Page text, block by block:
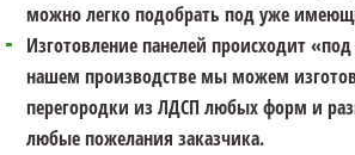
можно легко подобрать под уже
Изготовление панелей происходит
нашем производстве мы можем
перегородки из ЛДСП любых форм и
любые пожелания заказчика.